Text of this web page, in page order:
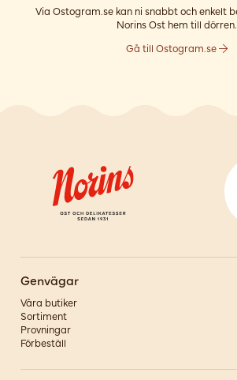
Via Ostogram.se kan ni snabbt och enkelt
Norins Ost hem till dörren.
Gå till Ostogram.se
Genvägar
Våra butiker
Sortiment
Provningar
Förbeställ